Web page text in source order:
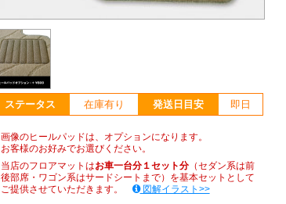
ステータス 在庫有り 発送日目安 即日
画像のヒールパッドは、オプションになります。
お客様のお好みでお選びください。
当店のフロアマットはお車一台分１セット分（セダン系は前
後部席・ワゴン系はサードシートまで）を基本セットとして
ご提供させていただきます。
図解イラスト>>